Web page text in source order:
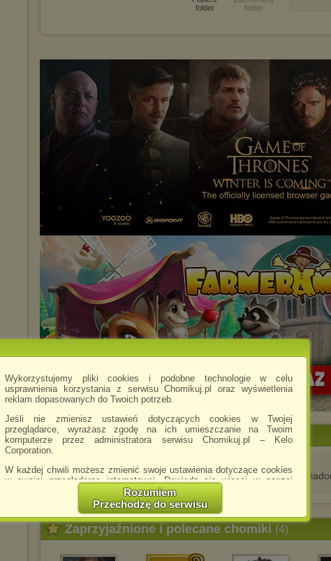
Wykorzystujemy pliki cookies i podobne technologie w celu
usprawnienia korzystania z serwisu Chomikuj.pl oraz wyświetlenia
reklam dopasowanych do Twoich potrzeb.
Jeśli nie zmienisz ustawień dotyczących cookies w Twojej
przeglądarce, wyrażasz zgodę na ich umieszczanie na Twoim
komputerze przez administratora serwisu Chomikuj.pl – Kelo
Corporation.
W każdej chwili możesz zmienić swoje ustawienia dotyczące cookies
w swojej przeglądarce internetowej. Dowiedz się więcej w naszej
http://chomikuj.pl/PolitykaPrywatnosci.aspx
Jednocześnie informujemy że zmiana ustawień przeglądarki może
spowodować ograniczenie korzystania ze strony Chomikuj.pl.
W przypadku braku twojej zgody na akceptację cookies niestety
Rozumiem
Przechodzę do serwisu
folder
folder
Chomikowe rozmowy
Musisz sięzalogowaćby móc dodawać nowe
Zaprzyjaźnione i polecane chomiki (4)